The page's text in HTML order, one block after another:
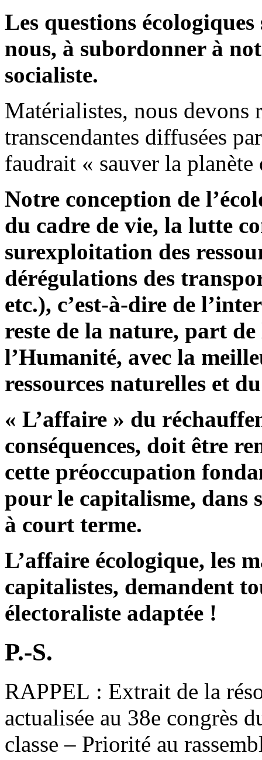
Les questions
nous, à subordonner à
socialiste.
Matérialistes, nous devons
transcendantes diffusées
faudrait « sauver la
Notre conception de
du cadre de vie, la lutte
surexploitation des
dérégulations des
etc.), c’est-à-dire de
reste de la nature, part
l’Humanité, avec la
ressources naturelles et
« L’affaire » du
conséquences, doit être
cette préoccupation
pour le capitalisme, dans
à court terme.
L’affaire écologique, les
capitalistes, demandent
électoraliste adaptée !
P.-S.
RAPPEL : Extrait de la
actualisée au 38e congrès
classe – Priorité au